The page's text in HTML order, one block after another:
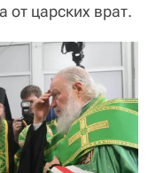
от царских врат.